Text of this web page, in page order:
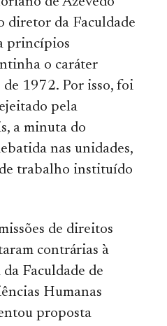
diretor da Faculdade
princípios
o caráter
1972. Por isso, foi
pela
a minuta do
nas unidades,
trabalho instituído
de direitos
contrárias à
Faculdade de
Humanas
proposta